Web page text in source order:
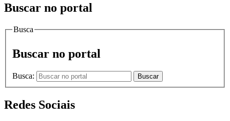
Buscar no portal
Busca
Buscar no portal
Busca: Buscar
Redes Sociais